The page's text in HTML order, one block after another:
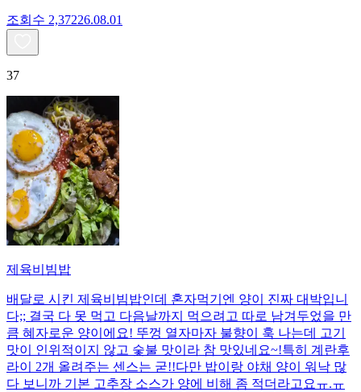
조회수 2,37226.08.01
37
제육비빔밥
배달로 시킨 제육비빔밥인데 혼자먹기엔 양이 진짜 대박입니
다;; 결국 다 못 먹고 다음날까지 먹으려고 따로 남겨두었을 만
큼 혜자로운 양이에요! 뚜껑 열자마자 불향이 훅 나는데 고기
맛이 인위적이지 않고 숯불 맛이라 참 맛있네요~!특히 계란후
라이 2개 올려주는 센스는 굳!! ​다만 밥이랑 야채 양이 워낙 많
다 보니까 기본 고추장 소스가 양에 비해 좀 적더라고요ㅠ.ㅠ